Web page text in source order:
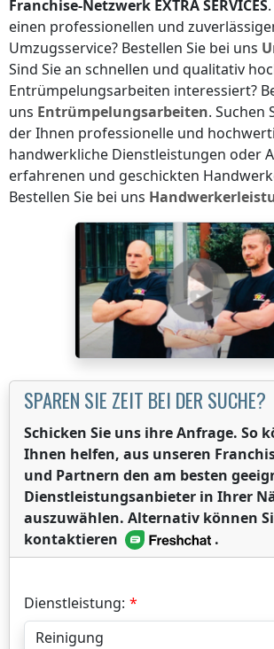
Franchise-Netzwerk EXTRA SERVICES
einen professionellen und
Umzugsservice? Bestellen Sie bei uns
Sind Sie an schnellen und qualitativ
Entrümpelungsarbeiten interessiert?
uns Entrümpelungsarbeiten. Suchen
der Ihnen professionelle und
handwerkliche Dienstleistungen oder
erfahrenen und geschickten
Bestellen Sie bei uns
SPAREN SIE ZEIT BEI DER SUCHE?
Schicken Sie uns ihre Anfrage. So
Ihnen helfen, aus unseren
und Partnern den am besten
Dienstleistungsanbieter in Ihrer
auszuwählen. Alternativ können
kontaktieren
.
Dienstleistung: